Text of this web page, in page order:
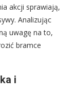
akcji sprawiają,
Analizując
uwagę na to,
bramce
i